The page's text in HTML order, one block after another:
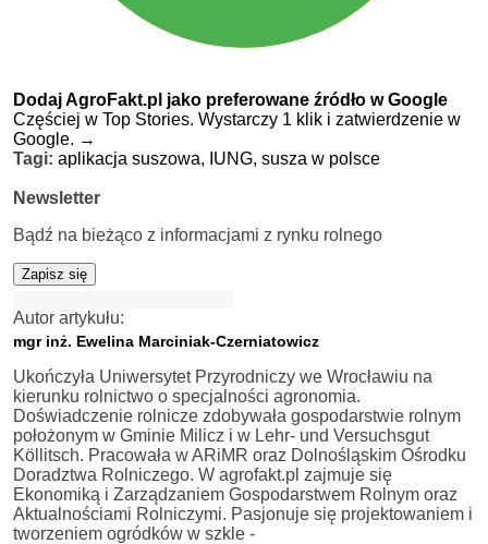
Dodaj AgroFakt.pl jako preferowane źródło w Google
Częściej w Top Stories. Wystarczy 1 klik i zatwierdzenie w
Google. →
Tagi: aplikacja suszowa, IUNG, susza w polsce
Newsletter
Bądź na bieżąco z informacjami z rynku rolnego
Zapisz się
Autor artykułu:
mgr inż. Ewelina Marciniak-Czerniatowicz
Ukończyła Uniwersytet Przyrodniczy we Wrocławiu na
kierunku rolnictwo o specjalności agronomia.
Doświadczenie rolnicze zdobywała gospodarstwie rolnym
położonym w Gminie Milicz i w Lehr- und Versuchsgut
Köllitsch. Pracowała w ARiMR oraz Dolnośląskim Ośrodku
Doradztwa Rolniczego. W agrofakt.pl zajmuje się
Ekonomiką i Zarządzaniem Gospodarstwem Rolnym oraz
Aktualnościami Rolniczymi. Pasjonuje się projektowaniem i
tworzeniem ogródków w szkle -